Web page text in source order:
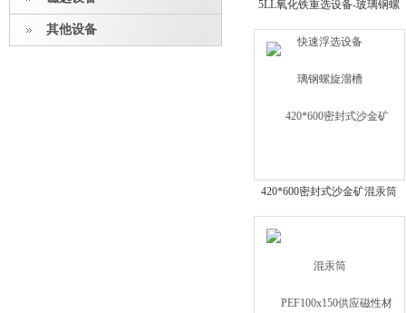
其他设备
5LL氧化铁重选设备-玻璃钢螺
旋溜槽
420*600密封式沙金矿混汞筒